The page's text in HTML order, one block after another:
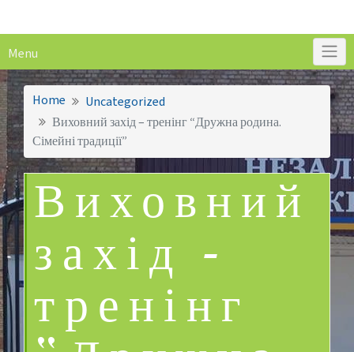
Menu
Home
Uncategorized
Виховний захід – тренінг “Дружна родина.
Сімейні традиції”
Виховний
захід –
тренінг